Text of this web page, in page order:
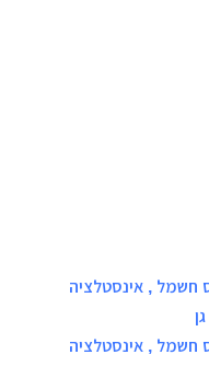
חשמל , אינסטלציה
חשמל , אינסטלציה